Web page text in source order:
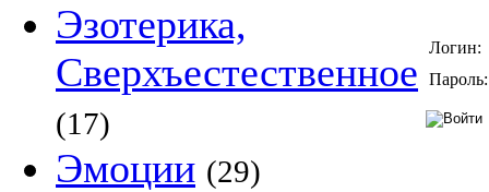
Эзотерика,
Сверхъестественное
(17)
Эмоции (29)
Логин:
Пароль: